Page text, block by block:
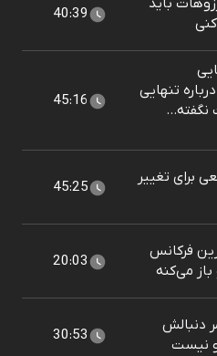
باید
40:39
تنهایی
45:16
برای تغییر
45:25
فرکانس
باز می‌کنه
20:03
دنبالش
نیست
30:53